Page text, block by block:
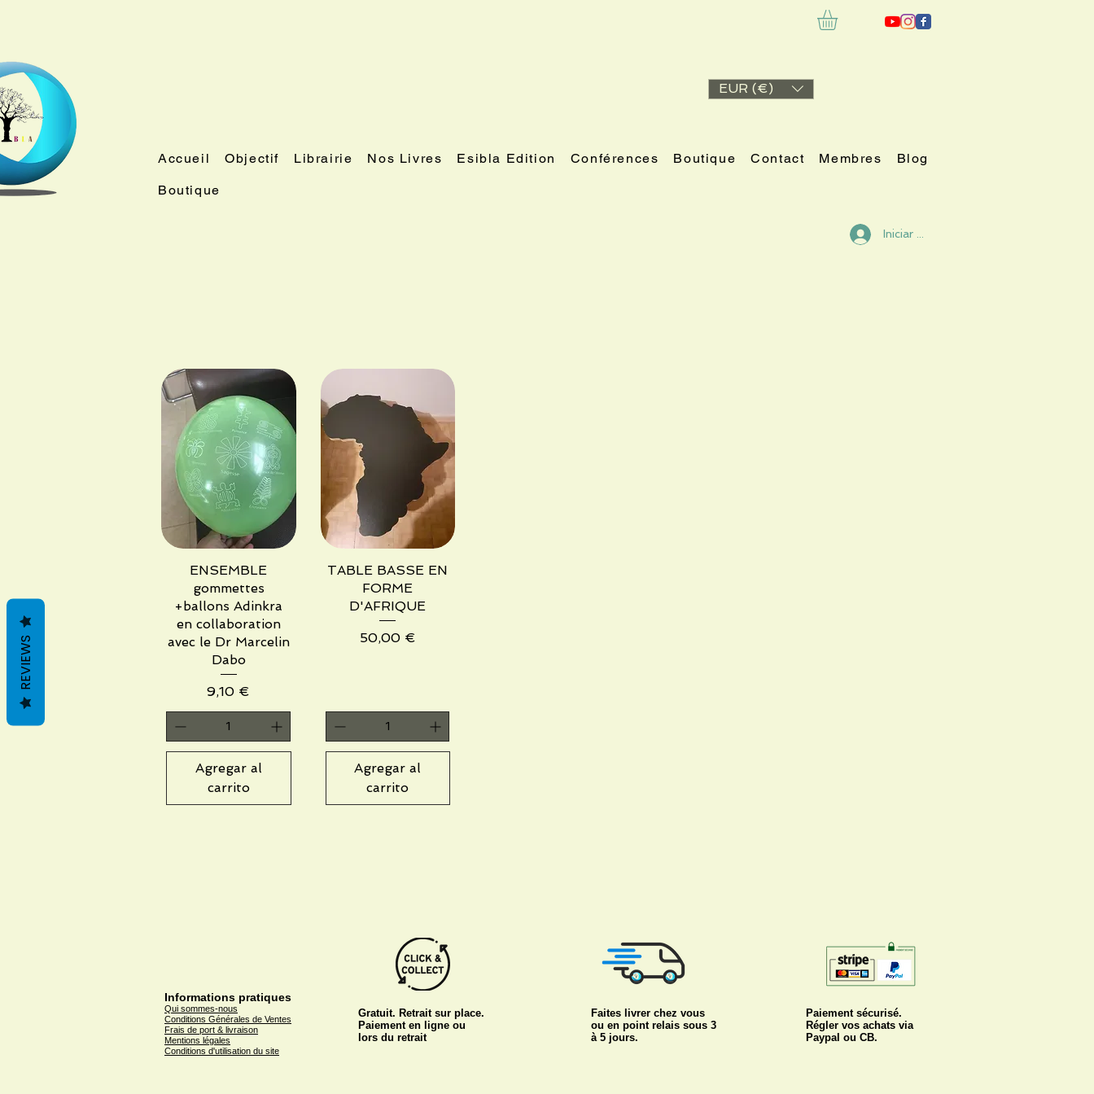
EUR (€)
Accueil Objectif Librairie Nos Livres Esibla Edition Conférences Boutique Contact Membres Blog
Boutique
Iniciar sesión
Vista rápida
ENSEMBLE
gommettes
+ballons Adinkra
en collaboration
avec le Dr Marcelin
Dabo
Precio
9,10 €
Agregar al
carrito
Vista rápida
TABLE BASSE EN
FORME
D'AFRIQUE
Precio
50,00 €
Agregar al
carrito
Informations pratiques
Qui sommes-nous
Conditions Générales de Ventes
Frais de port & livraison
Mentions légales
Conditions d'utilisation du site
Gratuit. Retrait sur place.
Paiement en ligne ou
lors du retrait
Faites livrer chez vous
ou en point relais sous 3
à 5 jours.
Paiement sécurisé.
Régler vos achats via
Paypal ou CB.
REVIEWS